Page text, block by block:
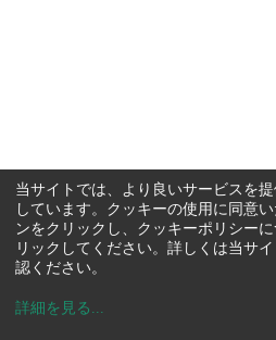
当サイトでは、より良いサービスを
しています。クッキーの使用に同意
ンをクリックし、クッキーポリシー
リックしてください。詳しくは当サ
認ください。
詳細を見る ...